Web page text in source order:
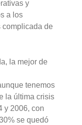
y
a los
complicada de
la mejor de
tenemos
la última crisis
y 2006, con
se quedó